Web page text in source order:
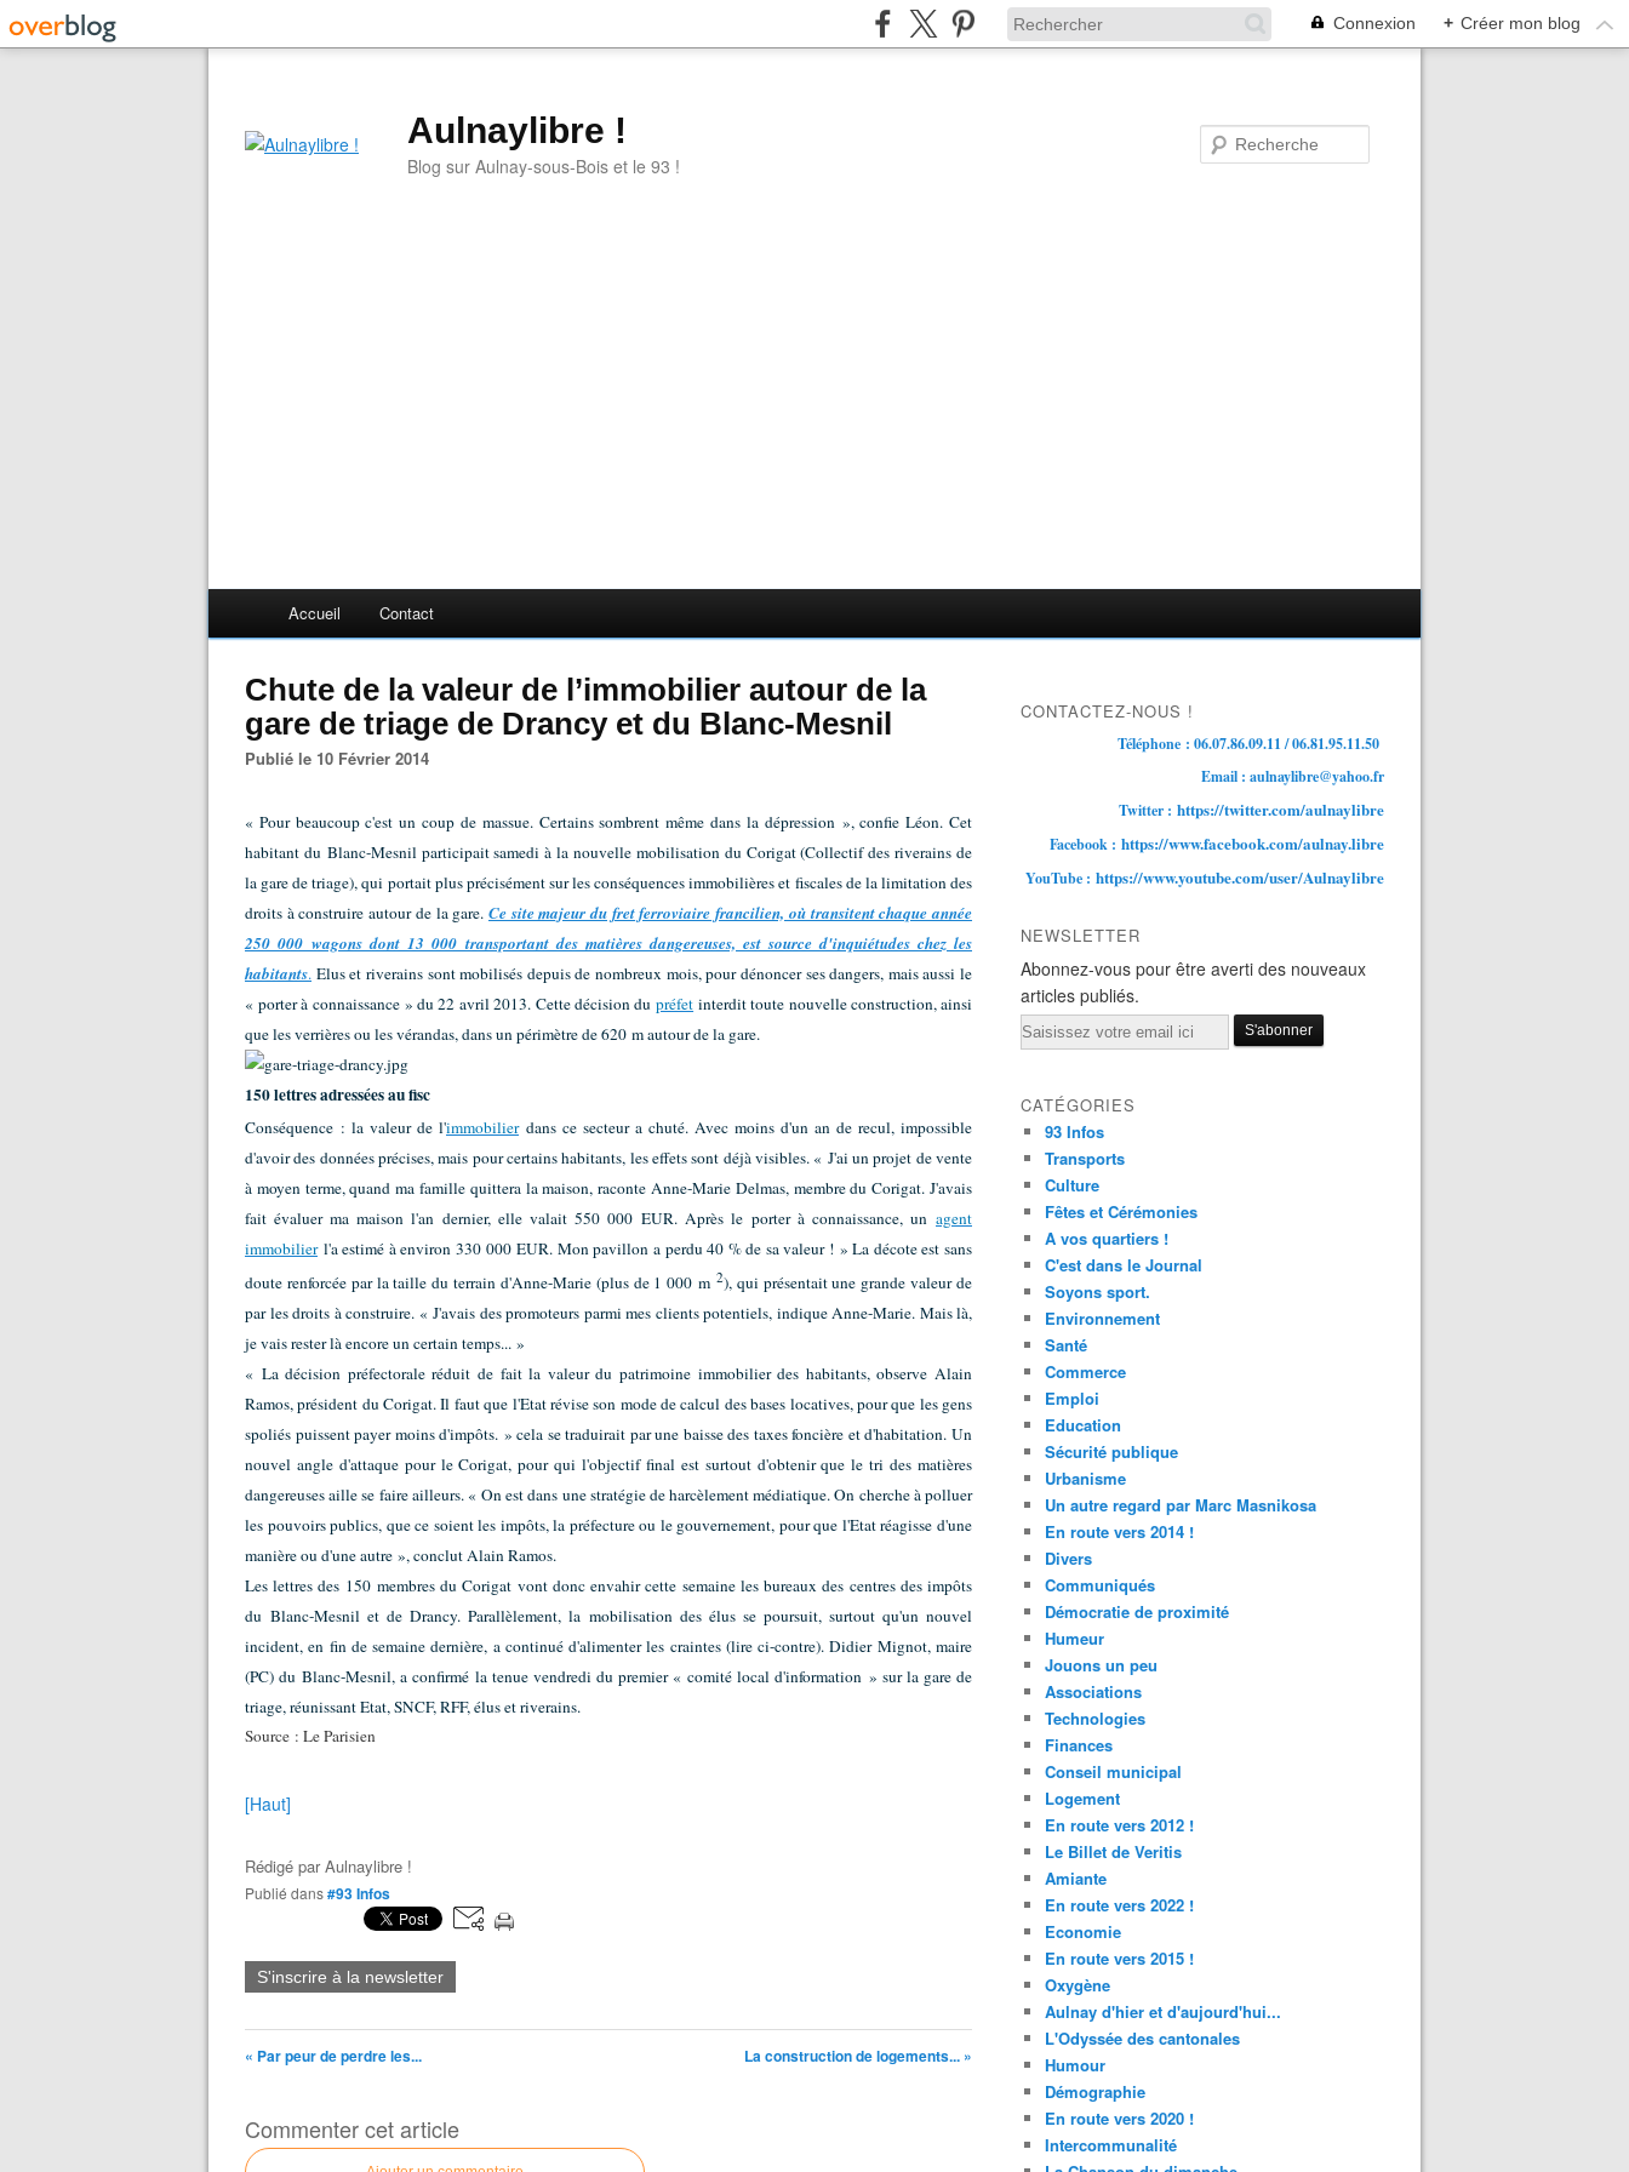
Connexion + Créer mon blog
Aulnaylibre !
Blog sur Aulnay-sous-Bois et le 93 !
Accueil Contact
Chute de la valeur de l’immobilier autour de la
gare de triage de Drancy et du Blanc-Mesnil
Publié le 10 Février 2014
« Pour beaucoup c'est un coup de massue. Certains sombrent même dans la dépression », confie Léon. Cet
habitant du Blanc-Mesnil participait samedi à la nouvelle mobilisation du Corigat (Collectif des riverains de
la gare de triage), qui portait plus précisément sur les conséquences immobilières et fiscales de la limitation des
droits à construire autour de la gare. Ce site majeur du fret ferroviaire francilien, où transitent chaque année
250 000 wagons dont 13 000 transportant des matières dangereuses, est source d'inquiétudes chez les
habitants. Elus et riverains sont mobilisés depuis de nombreux mois, pour dénoncer ses dangers, mais aussi le
« porter à connaissance » du 22 avril 2013. Cette décision dupréfet interdit toute nouvelle construction, ainsi
que les verrières ou les vérandas, dans un périmètre de 620 m autour de la gare.
150 lettres adressées au fisc
Conséquence : la valeur de l'immobilierdans ce secteur a chuté. Avec moins d'un an de recul, impossible
d'avoir des données précises, mais pour certains habitants, les effets sont déjà visibles. « J'ai un projet de vente
à moyen terme, quand ma famille quittera la maison, raconte Anne-Marie Delmas, membre du Corigat. J'avais
fait évaluer ma maison l'an dernier, elle valait 550 000 EUR. Après le porter à connaissance, un agent
immobilierl'a estimé à environ 330 000 EUR. Mon pavillon a perdu 40 % de sa valeur ! » La décote est sans
doute renforcée par la taille du terrain d'Anne-Marie (plus de 1 000 m 2), qui présentait une grande valeur de
par les droits à construire. « J'avais des promoteurs parmi mes clients potentiels, indique Anne-Marie. Mais là,
je vais rester là encore un certain temps... »
« La décision préfectorale réduit de fait la valeur du patrimoine immobilier des habitants, observe Alain
Ramos, président du Corigat. Il faut que l'Etat révise son mode de calcul des bases locatives, pour que les gens
spoliés puissent payer moins d'impôts. » cela se traduirait par une baisse des taxes foncière et d'habitation. Un
nouvel angle d'attaque pour le Corigat, pour qui l'objectif final est surtout d'obtenir que le tri des matières
dangereuses aille se faire ailleurs. « On est dans une stratégie de harcèlement médiatique. On cherche à polluer
les pouvoirs publics, que ce soient les impôts, la préfecture ou le gouvernement, pour que l'Etat réagisse d'une
manière ou d'une autre », conclut Alain Ramos.
Les lettres des 150 membres du Corigat vont donc envahir cette semaine les bureaux des centres des impôts
du Blanc-Mesnil et de Drancy. Parallèlement, la mobilisation des élus se poursuit, surtout qu'un nouvel
incident, en fin de semaine dernière, a continué d'alimenter les craintes (lire ci-contre). Didier Mignot, maire
(PC) du Blanc-Mesnil, a confirmé la tenue vendredi du premier « comité local d'information » sur la gare de
triage, réunissant Etat, SNCF, RFF, élus et riverains.
Source : Le Parisien
[Haut]
Rédigé parAulnaylibre !
Publié dans#93 Infos
S'inscrire à la newsletter
« Par peur de perdre les... La construction de logements... »
Commenter cet article
CONTACTEZ-NOUS !
Téléphone : 06.07.86.09.11 / 06.81.95.11.50
Email : aulnaylibre@yahoo.fr
Twitter : https://twitter.com/aulnaylibre
Facebook : https://www.facebook.com/aulnay.libre
YouTube : https://www.youtube.com/user/Aulnaylibre
NEWSLETTER
Abonnez-vous pour être averti des nouveaux
articles publiés.
Email
CATÉGORIES
93 Infos
Transports
Culture
Fêtes et Cérémonies
A vos quartiers !
C'est dans le Journal
Soyons sport.
Environnement
Santé
Commerce
Emploi
Education
Sécurité publique
Urbanisme
Un autre regard par Marc Masnikosa
En route vers 2014 !
Divers
Communiqués
Démocratie de proximité
Humeur
Jouons un peu
Associations
Technologies
Finances
Conseil municipal
Logement
En route vers 2012 !
Le Billet de Veritis
Amiante
En route vers 2022 !
Economie
En route vers 2015 !
Oxygène
Aulnay d'hier et d'aujourd'hui...
L'Odyssée des cantonales
Humour
Démographie
En route vers 2020 !
Intercommunalité